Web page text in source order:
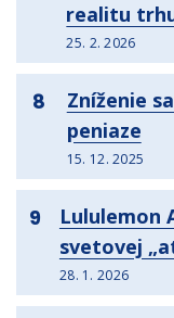
realitu
25. 2. 2026
8
Zníženie
peniaze
15. 12. 2025
9
Lululemon
svetovej
28. 1. 2026